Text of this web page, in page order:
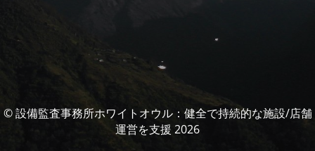
© 設備監査事務所ホワイトオウル：健全で持続的な施設/店舗
運営を支援 2026